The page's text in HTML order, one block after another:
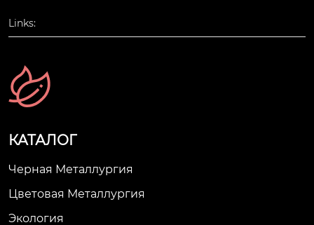
Links:
КАТАЛОГ
Черная Металлургия
Цветовая Металлургия
Экология